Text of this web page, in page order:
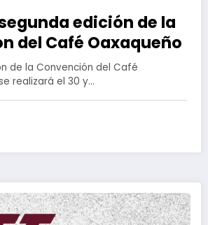
edición de la
del Café Oaxaqueño
de la Convención del Café
realizará el 30 y…